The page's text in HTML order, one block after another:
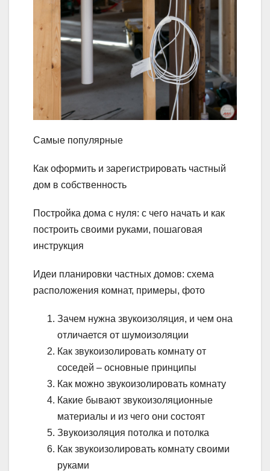
Самые популярные
Как оформить и зарегистрировать частный
дом в собственность
Постройка дома с нуля: с чего начать и как
построить своими руками, пошаговая
инструкция
Идеи планировки частных домов: схема
расположения комнат, примеры, фото
Зачем нужна звукоизоляция, и чем она
отличается от шумоизоляции
Как звукоизолировать комнату от
соседей – основные принципы
Как можно звукоизолировать комнату
Какие бывают звукоизоляционные
материалы и из чего они состоят
Звукоизоляция потолка и потолка
Как звукоизолировать комнату своими
руками